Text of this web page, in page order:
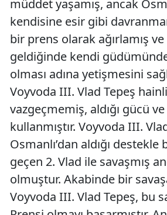
müddet yaşamış, ancak
kendisine esir gibi
bir prens olarak ağırlamış ve
geldiğinde kendi
olması adına yetişmesini
Voyvoda III. Vlad Tepeş
vazgeçmemiş, aldığı gücü
kullanmıştır. Voyvoda III.
Osmanlı’dan aldığı destekle
geçen 2. Vlad ile savaşmış
olmuştur. Akabinde bir
Voyvoda III. Vlad Tepeş, bu